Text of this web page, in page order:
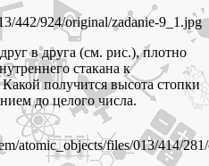
в друга (см. рис.), плотно
стакана к
получится высота стопки
до целого числа.